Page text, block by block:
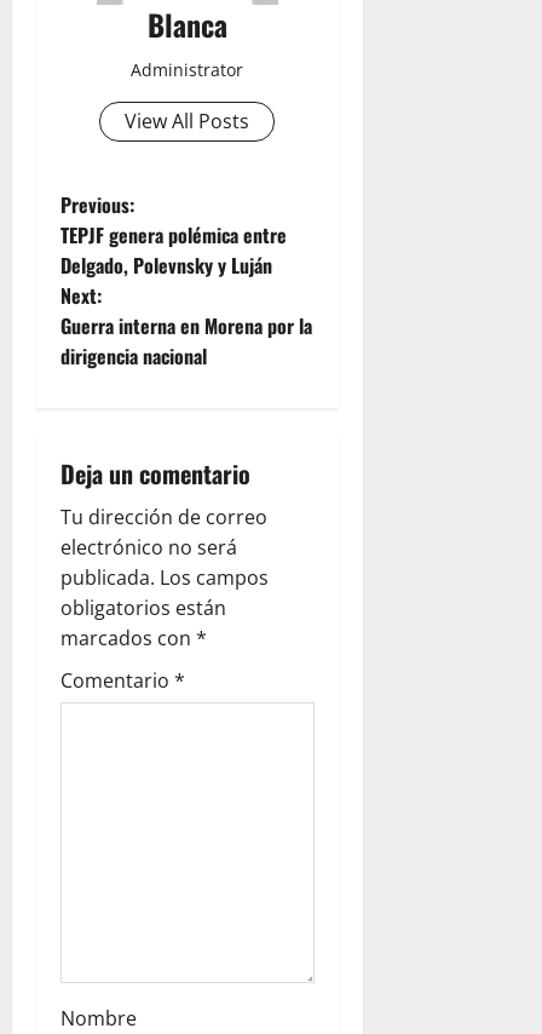
Blanca
Administrator
View All Posts
P
o
s
t
a
v
i
g
a
t
Previous:
TEPJF genera polémica entre
Delgado, Polevnsky y Luján
Next:
Guerra interna en Morena por la
dirigencia nacional
Deja un comentario
Tu dirección de correo
electrónico no será
publicada. Los campos
obligatorios están
marcados con *
Comentario *
Nombre